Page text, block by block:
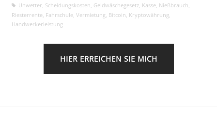
Unwetter Scheidungskosten Geldwäschegesetz, Kasse, Nießbrauch
Riesterrente Fahrschule Vermietung Bitcoin Kryptowährung
Handwerkerleistung
HIER ERREICHEN SIE MICH